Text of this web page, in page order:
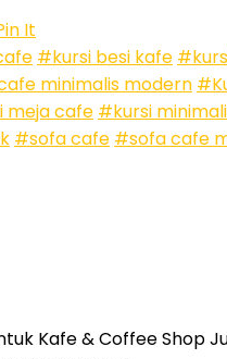
It
#kursi besi kafe
minimalis modern
meja cafe #kursi
#sofa cafe #sofa cafe
Kafe & Coffee Shop